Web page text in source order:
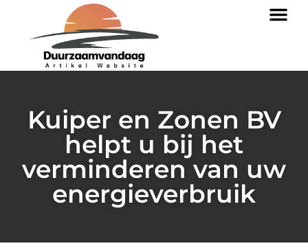
Kuiper en Zonen BV
helpt u bij het
verminderen van uw
energieverbruik